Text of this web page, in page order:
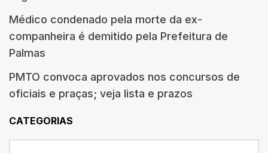
Médico condenado pela morte da ex-
companheira é demitido pela Prefeitura de
Palmas
PMTO convoca aprovados nos concursos de
oficiais e praças; veja lista e prazos
CATEGORIAS